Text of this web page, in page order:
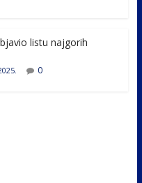
listu najgorih
0